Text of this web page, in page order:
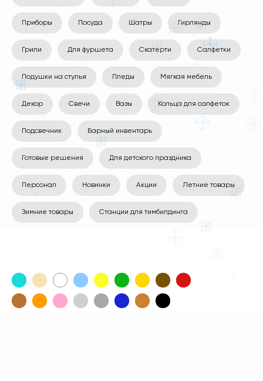
Приборы Посуда Шатры Гирлянды
Грили Для фуршета Скатерти Салфетки
Подушки на стулья Пледы Мягкая мебель
Декор Свечи Вазы Кольца для салфеток
Подсвечник Барный инвентарь
Готовые решения Для детского праздника
Персонал Новинки Акции Летние товары
Зимние товары Станции для тимбилдинга